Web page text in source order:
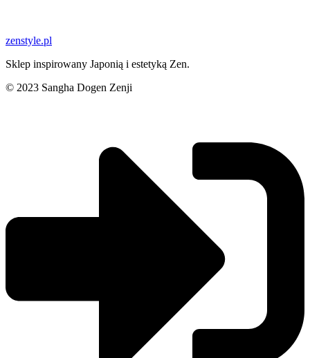
zenstyle.pl
Sklep inspirowany Japonią i estetyką Zen.
© 2023 Sangha Dogen Zenji